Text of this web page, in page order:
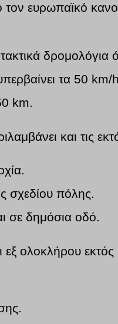
ευρωπαϊκό
δρομολόγια
τα 50 km/
km.
και τις
σχεδίου πόλης.
σε δημόσια οδό.
ολοκλήρου